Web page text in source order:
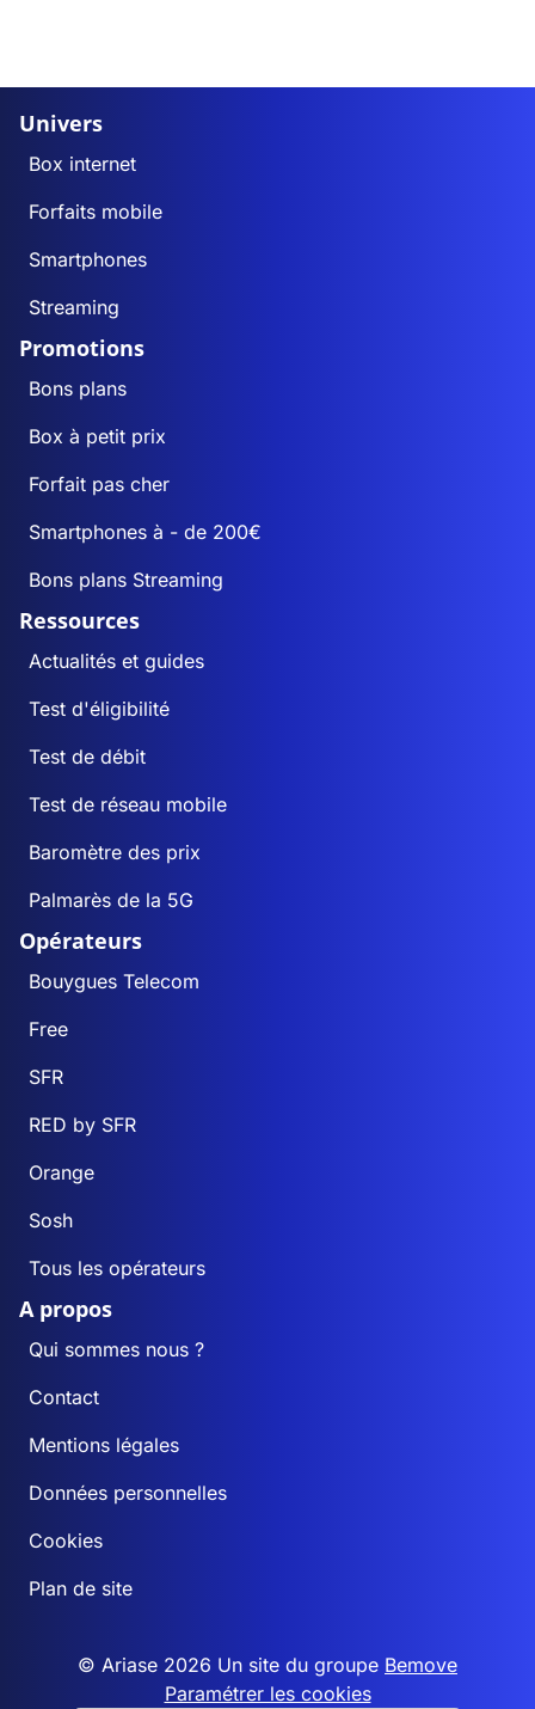
Univers
Box internet
Forfaits mobile
Smartphones
Streaming
Promotions
Bons plans
Box à petit prix
Forfait pas cher
Smartphones à - de 200€
Bons plans Streaming
Ressources
Actualités et guides
Test d'éligibilité
Test de débit
Test de réseau mobile
Baromètre des prix
Palmarès de la 5G
Opérateurs
Bouygues Telecom
Free
SFR
RED by SFR
Orange
Sosh
Tous les opérateurs
A propos
Qui sommes nous ?
Contact
Mentions légales
Données personnelles
Cookies
Plan de site
© Ariase 2026 Un site du groupe Bemove
Paramétrer les cookies